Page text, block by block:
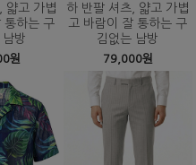
얇고 가볍
통하는 구
남방
원
하 반팔 셔츠, 얇고 가볍
고 바람이 잘 통하는 구
김없는 남방
79,000원